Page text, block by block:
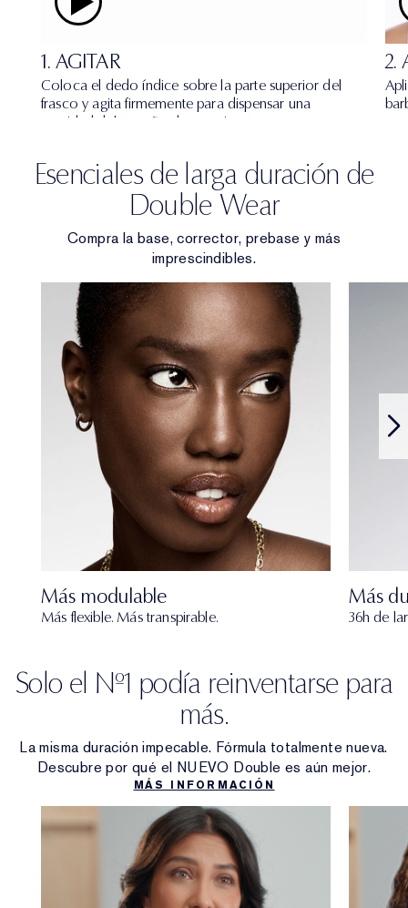
1. AGITAR
Coloca el dedo índice sobre la parte superior del
frasco y agita firmemente para dispensar una
cantidad del tamaño de un guisante.
2.
Esenciales de larga duración de
Double Wear
Compra la base, corrector, prebase y más
imprescindibles.
Más modulable
Más flexible. Más transpirable.
Más
36h de
Solo el Nº1 podía reinventarse para
más.
La misma duración impecable. Fórmula totalmente nueva.
Descubre por qué el NUEVO Double es aún mejor.
MÁS INFORMACIÓN